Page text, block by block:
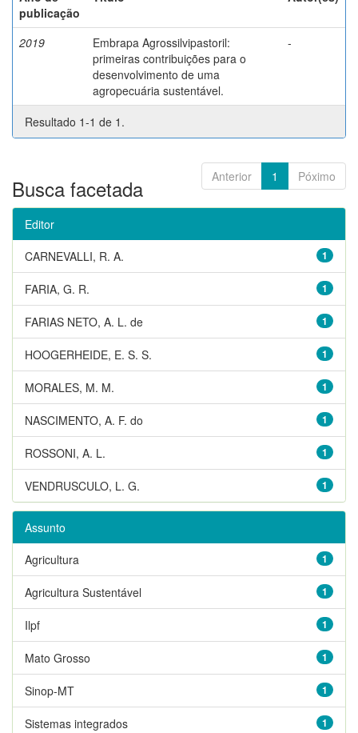
publicação
2019
Embrapa Agrossilvipastoril:
primeiras contribuições para o
desenvolvimento de uma
agropecuária sustentável.
-
Resultado 1-1 de 1.
Anterior 1 Póximo
Busca facetada
Editor
1
CARNEVALLI, R. A.
1
FARIA, G. R.
1
FARIAS NETO, A. L. de
1
HOOGERHEIDE, E. S. S.
1
MORALES, M. M.
1
NASCIMENTO, A. F. do
1
ROSSONI, A. L.
1
VENDRUSCULO, L. G.
Assunto
1
Agricultura
1
Agricultura Sustentável
1
Ilpf
1
Mato Grosso
1
Sinop-MT
1
Sistemas integrados